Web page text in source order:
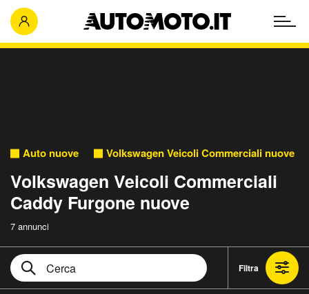
Auto nuove Volkswagen Veicoli Commerciali nuove
Volkswagen Veicoli Commerciali
Caddy Furgone nuove
7 annunci
Filtra